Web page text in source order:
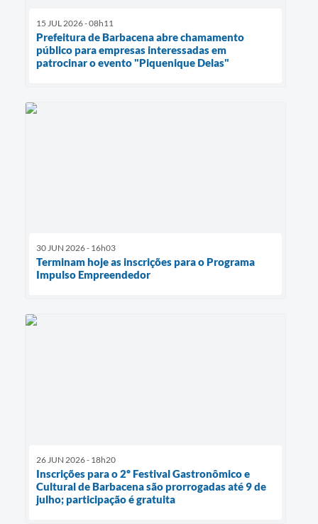
15 JUL 2026 - 08h11
Prefeitura de Barbacena abre chamamento
público para empresas interessadas em
patrocinar o evento "Piquenique Delas"
30 JUN 2026 - 16h03
Terminam hoje as inscrições para o Programa
Impulso Empreendedor
26 JUN 2026 - 18h20
Inscrições para o 2º Festival Gastronômico e
Cultural de Barbacena são prorrogadas até 9 de
julho; participação é gratuita